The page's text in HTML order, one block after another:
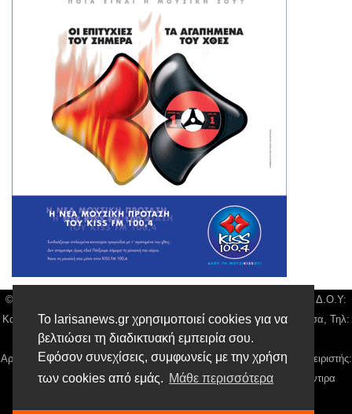
Το larisanews.gr χρησιμοποιεί cookies για να
βελτιώσει τη διαδικτυακή εμπειρία σου.
Εφόσον συνεχίσεις, συμφωνείς με την χρήση
των cookies από εμάς. Μάθε περισσότερα
© Larisa News | Διακριτικός Τίτλος: Orion Media, ΑΦΜ: 043750542, Δ.Ο.Υ:
Καρδίτσας, Υπο/μα Λάρισας, Δ/νση: Φαρμακίδου 36 τ.κ 41222 Λάρισα, Τηλ:
2410 259100, email: news@larisanews.gr
Αρ. Γεμή: 018804431000, Νόμιμος Εκπρόσωπος, Ιδιοκτήτης και Διαχειριστής:
Παναγιώτης Φιλίππου, Διευθύντρια: Γιαννουσά Βασιλική, Διευθύντιρα